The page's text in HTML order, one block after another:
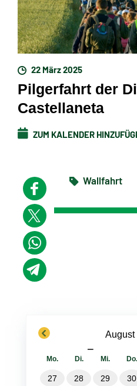
22 März 2025
Pilgerfahrt der
Castellaneta
ZUM KALENDER
Wallfahrt
previous August
−
Mo. Di. Mi. Do.
27 28 29 30